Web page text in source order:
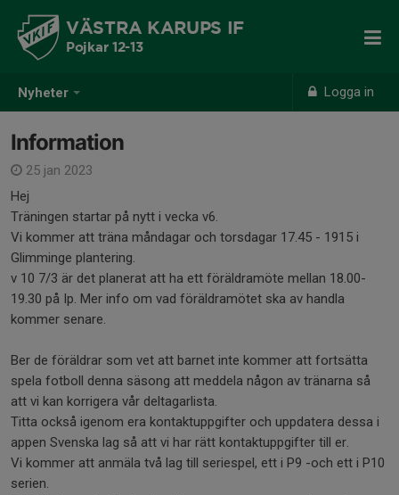
Nyheter Logga in
VÄSTRA KARUPS IF
Pojkar 12-13
Information
25 jan 2023
Hej
Träningen startar på nytt i vecka v6.
Vi kommer att träna måndagar och torsdagar 17.45 - 1915 i
Glimminge plantering.
v 10 7/3 är det planerat att ha ett föräldramöte mellan 18.00-
19.30 på Ip. Mer info om vad föräldramötet ska av handla
kommer senare.
Ber de föräldrar som vet att barnet inte kommer att fortsätta
spela fotboll denna säsong att meddela någon av tränarna så
att vi kan korrigera vår deltagarlista.
Titta också igenom era kontaktuppgifter och uppdatera dessa i
appen Svenska lag så att vi har rätt kontaktuppgifter till er.
Vi kommer att anmäla två lag till seriespel, ett i P9 -och ett i P10
serien.